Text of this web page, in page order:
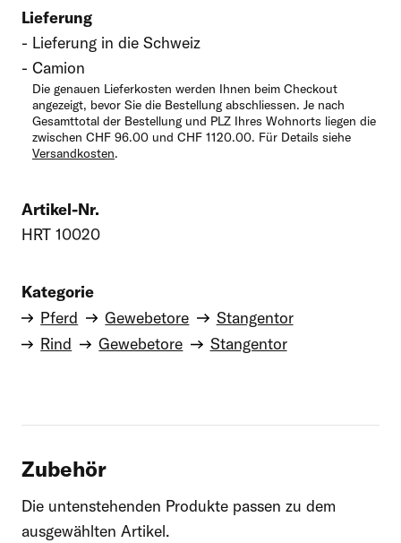
Kommentar
Lieferung
Lieferung in die Schweiz
Camion
Die genauen Lieferkosten werden Ihnen beim Checkout
angezeigt, bevor Sie die Bestellung abschliessen. Je nach
Gesamttotal der Bestellung und PLZ Ihres Wohnorts liegen die
zwischen CHF 96.00 und CHF 1120.00. Für Details siehe
Versandkosten.
Artikel-Nr.
HRT 10020
Kategorie
Pferd
Gewebetore
Stangentor
Rind
Gewebetore Stangentor
Zubehör
Die untenstehenden Produkte passen zu dem
ausgewählten Artikel.